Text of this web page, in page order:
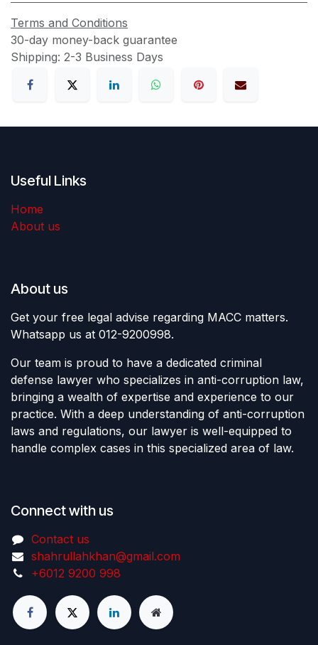
Terms and Conditions
30-day money-back guarantee
Shipping: 2-3 Business Days
Useful Links
Home
About us
About us
Get your free legal advise regarding MACC matters.
Whatsapp us at 012-9200998.
Our team is proud to have a dedicated criminal
defense lawyer who specializes in anti-corruption law,
bringing a wealth of expertise and experience to our
practice. With a deep understanding of anti-corruption
laws and regulations, our lawyer is well-equipped to
handle complex cases in this specialized area of law.
Connect with us
Contact us
shahrullahkhan@gmail.com
+6012 9200 998